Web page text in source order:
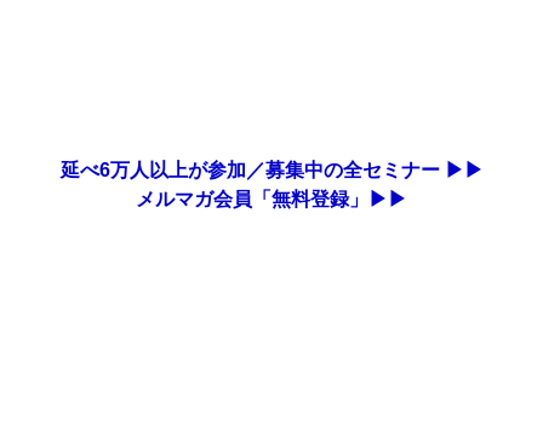
延べ6万人以上が参加／募集中の全セミナー ▶▶
メルマガ会員「無料登録」▶▶